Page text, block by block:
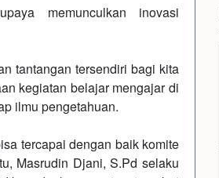
memunculkan inovasi
tantangan tersendiri bagi kita
kegiatan belajar mengajar di
ilmu pengetahuan.
tercapai dengan baik komite
Masrudin Djani, S.Pd selaku